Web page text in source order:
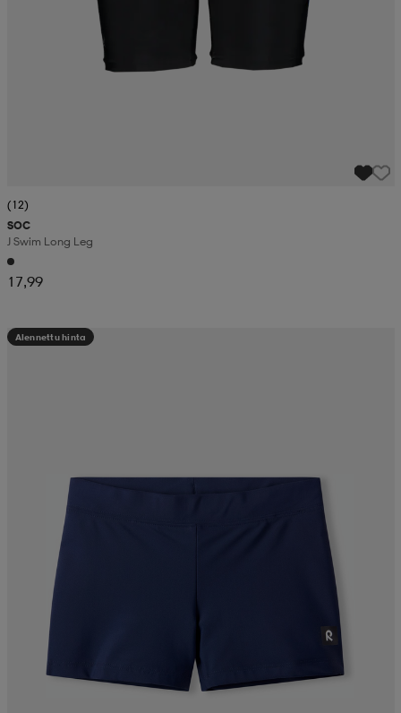
(12)
SOC
J Swim Long Leg
17,99
Alennettu hinta